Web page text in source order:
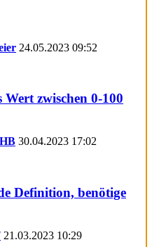
24.05.2023 09:52
zwischen 0-100
30.04.2023 17:02
Definition, benötige
21.03.2023 10:29